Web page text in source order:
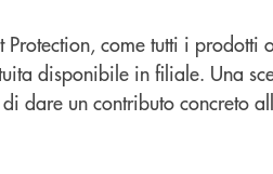
Protection, come tutti i
disponibile in filiale. Una
dare un contributo concreto